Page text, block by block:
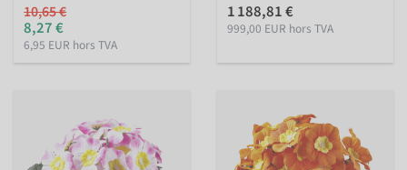
10,65 €
8,27 €
6,95 EUR hors TVA
1 188,81 €
999,00 EUR hors TVA